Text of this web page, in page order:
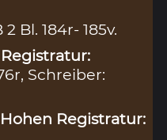
Bl. 184r- 185v.
Schreiber:
Registratur: